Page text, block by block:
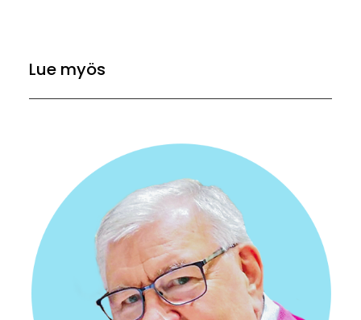
Lue myös